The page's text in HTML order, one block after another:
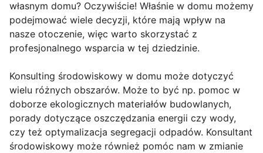
własnym domu? Oczywiście! Właśnie w domu możemy
podejmować wiele decyzji, które mają wpływ na
nasze otoczenie, więc warto skorzystać z
profesjonalnego wsparcia w tej dziedzinie.
Konsulting środowiskowy w domu może dotyczyć
wielu różnych obszarów. Może to być np. pomoc w
doborze ekologicznych materiałów budowlanych,
porady dotyczące oszczędzania energii czy wody,
czy też optymalizacja segregacji odpadów. Konsultant
środowiskowy może również pomóc nam w zmianie